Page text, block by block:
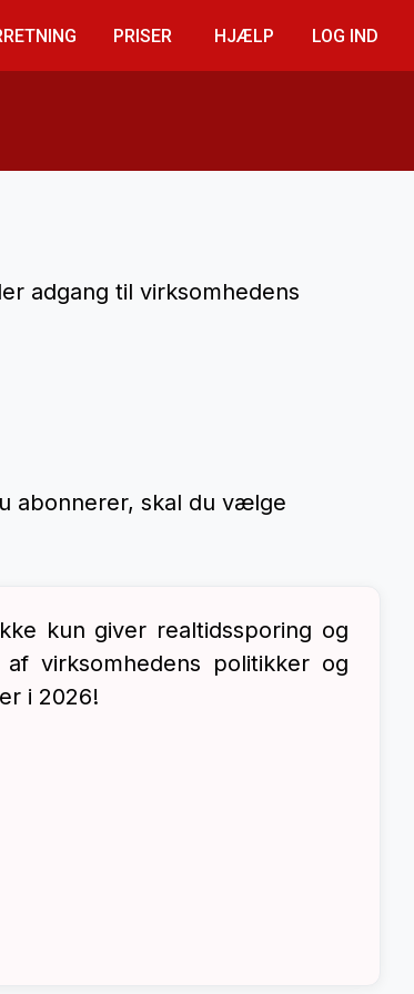
PRISER HJÆLP LOG IND
adgang til virksomhedens
abonnerer, skal du vælge
kun giver realtidssporing og
virksomhedens politikker og
i 2026!